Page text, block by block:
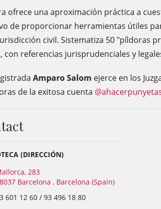
ofrece una aproximación práctica a
de proporcionar herramientas útiles
civil. Sistematiza 50 "píldoras
con referencias jurisprudenciales y
Amparo Salom ejerce en los
de la exitosa cuenta
(DIRECCIÓN)
283
Barcelona , Barcelona (Spain)
601 12 60 / 93 496 18 80